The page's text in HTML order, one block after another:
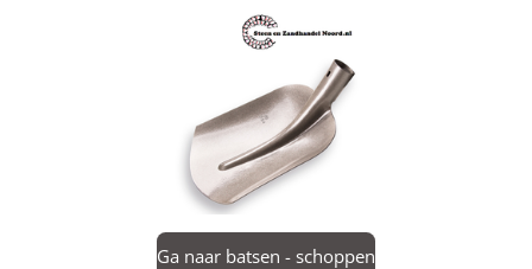
Ga naar batsen - schoppen